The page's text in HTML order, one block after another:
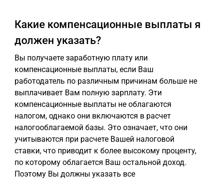
Какие компенсационные выплаты я
должен указать?
Вы получаете заработную плату или
компенсационные выплаты, если Ваш
работодатель по различным причинам больше не
выплачивает Вам полную зарплату. Эти
компенсационные выплаты не облагаются
налогом, однако они включаются в расчет
налогооблагаемой базы. Это означает, что они
учитываются при расчете Вашей налоговой
ставки, что приводит к более высокому проценту,
по которому облагается Ваш остальной доход.
Поэтому Вы должны указать все